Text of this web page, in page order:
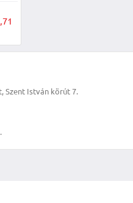
Szent István körút 7.